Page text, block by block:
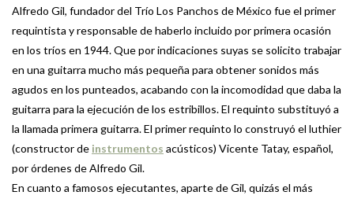
Alfredo Gil, fundador del Trío Los Panchos de México fue el primer
requintista y responsable de haberlo incluido por primera ocasión
en los tríos en 1944. Que por indicaciones suyas se solicito trabajar
en una guitarra mucho más pequeña para obtener sonidos más
agudos en los punteados, acabando con la incomodidad que daba la
guitarra para la ejecución de los estribillos. El requinto substituyó a
la llamada primera guitarra. El primer requinto lo construyó el luthier
(constructor de instrumentos acústicos) Vicente Tatay, español,
por órdenes de Alfredo Gil.
En cuanto a famosos ejecutantes, aparte de Gil, quizás el más